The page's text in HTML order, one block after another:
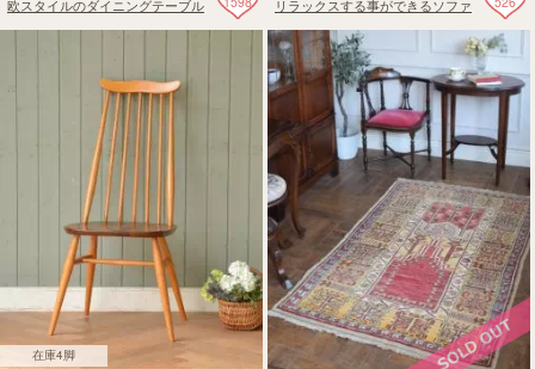
欧スタイルのダイニングテーブル リラックスする事ができるソファ
在庫4脚